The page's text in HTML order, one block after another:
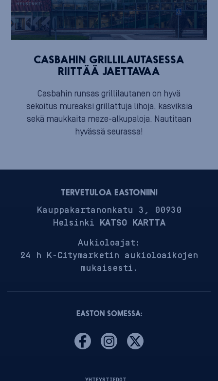
CASBAHIN GRILLILAUTASESSA
RIITTÄÄ JAETTAVAA
Casbahin runsas grillilautanen on hyvä
sekoitus mureaksi grillattuja lihoja, kasviksia
sekä maukkaita meze-alkupaloja. Nautitaan
hyvässä seurassa!
TERVETULOA EASTONIIN!
Kauppakartanonkatu 3, 00930
Helsinki KATSO KARTTA
Aukioloajat:
24 h K-Citymarketin aukioloaikojen
mukaisesti.
EASTON SOMESSA: